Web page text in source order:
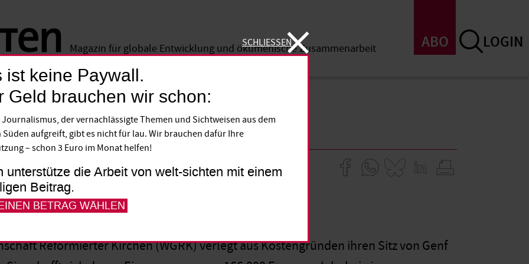
ABO LOGIN
Magazin für globale Entwicklung und ökumenische Zusammenarbeit
Kirchen zieht um
Reformierter Kirchen (WGRK) verlegt aus Kostengründen ihren Sitz von Genf
SCHLIESSEN
ist keine Paywall.
Geld brauchen wir schon:
Journalismus, der vernachlässigte Themen und Sichtweisen aus dem
Süden aufgreift, gibt es nicht für lau. Wir brauchen dafür Ihre
– schon 3 Euro im Monat helfen!
unterstütze die Arbeit von welt-sichten mit einem
Beitrag.
BETRAG WÄHLEN